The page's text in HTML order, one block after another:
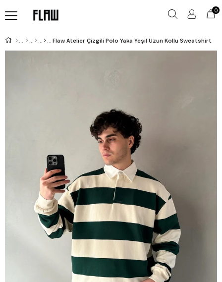
0
Flaw Atelier Çizgili Polo Yaka Yeşil Uzun Kollu Sweatshirt